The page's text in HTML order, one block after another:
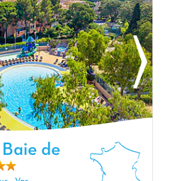
buitenfitness. Verken de
Port Grimaud, het
de stranden van Cap Taillat
heuveldorp Bormes-les-
vakantie wacht op u in
Jasmijn
een heerlijke vakantie! Een
op een onvergetelijke
klein, maar de stranden
afstand! Je kunt er met de
Vakantiepark Provence-Alpen-
de